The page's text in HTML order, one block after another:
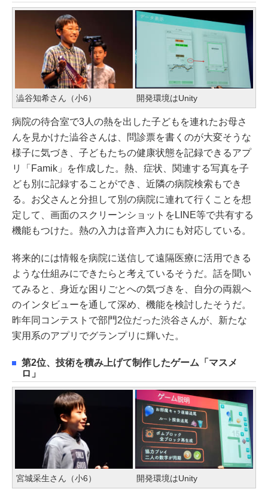
澁谷知希さん（小6） 開発環境はUnity
病院の待合室で3人の熱を出した子どもを連れたお母さ
んを見かけた澁谷さんは、問診票を書くのが大変そうな
様子に気づき、子どもたちの健康状態を記録できるアプ
リ「Famik」を作成した。熱、症状、関連する写真を子
ども別に記録することができ、近隣の病院検索もでき
る。お父さんと分担して別の病院に連れて行くことを想
定して、画面のスクリーンショットをLINE等で共有する
機能もつけた。熱の入力は音声入力にも対応している。
将来的には情報を病院に送信して遠隔医療に活用できる
ような仕組みにできたらと考えているそうだ。話を聞い
てみると、身近な困りごとへの気づきを、自分の両親へ
のインタビューを通して深め、機能を検討したそうだ。
昨年同コンテストで部門2位だった渋谷さんが、新たな
実用系のアプリでグランプリに輝いた。
第2位、技術を積み上げて制作したゲーム「マスメ
ロ」
宮城采生さん（小6） 開発環境はUnity